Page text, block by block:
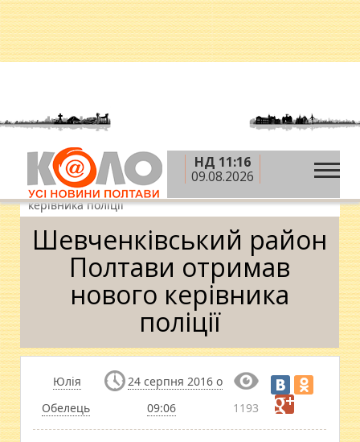
НД 11:16
09.08.2026
Головна » Новини » Суспільство
»Шевченківський район Полтави отримав нового
керівника поліції
Шевченківський район
Полтави отримав
нового керівника
поліції
Юлія
Обелець
24 серпня 2016 о
09:06
1193